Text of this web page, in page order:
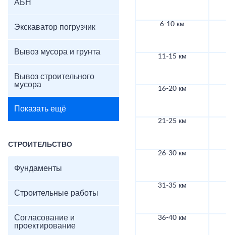
АБН
Экскаватор погрузчик
Вывоз мусора и грунта
Вывоз строительного
мусора
Показать ещё
СТРОИТЕЛЬСТВО
Фундаменты
Строительные работы
Согласование и
проектирование
6-10 км
11-15 км
16-20 км
21-25 км
26-30 км
31-35 км
36-40 км